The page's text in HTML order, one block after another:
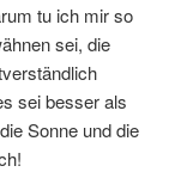
tu ich mir so
sei, die
sei besser als
Sonne und die